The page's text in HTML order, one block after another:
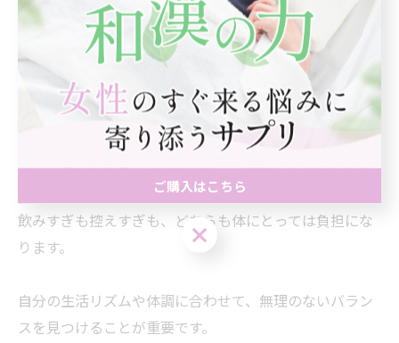
こうした内側からのケアと生活習慣の見直しを組み合わ
せることで、より安定した状態を目指すことができま
「極端にしない」ことがポイント
水分に関する対策で大切なのは、「極端にしないこと」
飲みすぎも控えすぎも、どちらも体にとっては負担にな
ります。
自分の生活リズムや体調に合わせて、無理のないバラン
スを見つけることが重要です。
ご購入はこちら
ご購入はこちら